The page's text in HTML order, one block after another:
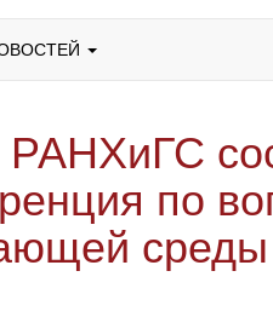
по
среды